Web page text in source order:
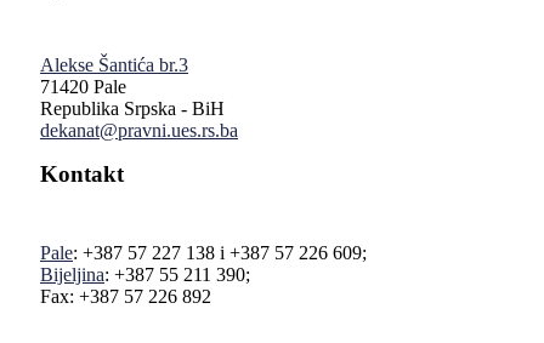
Alekse Šantića br.3
71420 Pale
Republika Srpska - BiH
dekanat@pravni.ues.rs.ba
Kontakt
Pale: +387 57 227 138 i +387 57 226 609;
Bijeljina: +387 55 211 390;
Fax: +387 57 226 892